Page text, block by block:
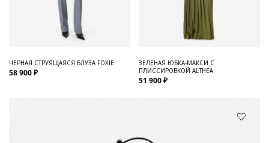
ЧЕРНАЯ СТРУЯЩАЯСЯ БЛУЗА FOXIE
58 900 ₽
ЗЕЛЕНАЯ ЮБКА-МАКСИ С
ПЛИССИРОВКОЙ ALTHEA
51 900 ₽